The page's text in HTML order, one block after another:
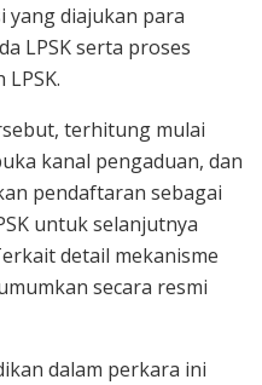
diajukan para
LPSK serta proses
terhitung mulai
kanal pengaduan, dan
pendaftaran sebagai
untuk selanjutnya
detail mekanisme
secara resmi
dalam perkara ini